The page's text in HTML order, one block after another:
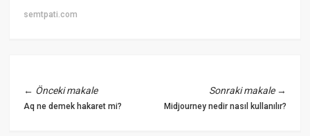
semtpati.com
← Önceki makale
Aq ne demek hakaret mi?
Sonraki makale→
Midjourney nedir nasıl kullanılır?